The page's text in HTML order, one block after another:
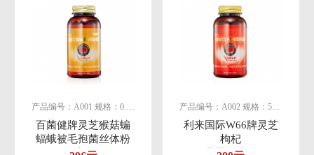
产品编号：A001 规格：0.5g/粒
百菌健牌灵芝猴菇蝙
蝠蛾被毛孢菌丝体粉
产品编号：A002 规格：500mg/粒
利来国际W66牌灵芝
枸杞